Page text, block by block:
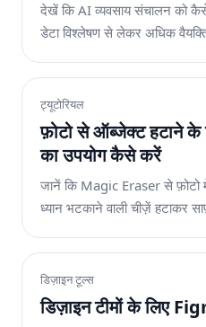
देखें कि AI व्यवसाय संचालन को
डेटा विश्लेषण से लेकर अधिक
ट्यूटोरियल
फ़ोटो से ऑब्जेक्ट हटाने
का उपयोग कैसे करें
जानें कि Magic Eraser से
ध्यान भटकाने वाली चीज़ें हटाकर
डिज़ाइन टूल्स
डिज़ाइन टीमों के लिए